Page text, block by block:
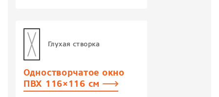
Глухая створка
Одностворчатое окно
ПВХ 116×116 см